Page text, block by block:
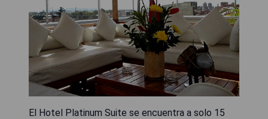
El Hotel Platinum Suite se encuentra a solo 15